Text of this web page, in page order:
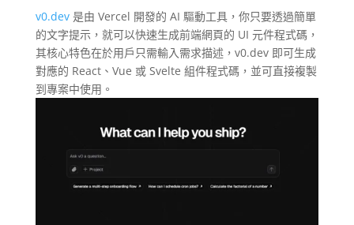
v0.dev 是由 Vercel 開發的 AI 驅動工具，你只要透過簡單
的文字提示，就可以快速生成前端網頁的 UI 元件程式碼，
其核心特色在於用戶只需輸入需求描述，v0.dev 即可生成
對應的 React、Vue 或 Svelte 組件程式碼，並可直接複製
到專案中使用。